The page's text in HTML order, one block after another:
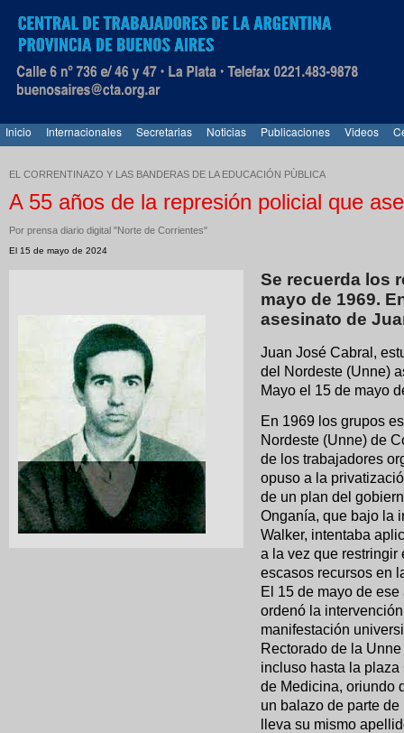
Inicio Internacionales Secretarias Noticias Publicaciones Videos
EL CORRENTINAZO Y LAS BANDERAS DE LA EDUCACIÓN PÙBLICA
A 55 años de la represión policial que
Por prensa diario digital "Norte de Corrientes"
El 15 de mayo de 2024
Se recuerda los
mayo de 1969.
asesinato de
Juan José Cabral,
del Nordeste (Unne)
Mayo el 15 de mayo
En 1969 los grupos
Nordeste (Unne) de
de los trabajadores
opuso a la
de un plan del
Onganía, que bajo la
Walker, intentaba
a la vez que restringir
escasos recursos en
El 15 de mayo de
ordenó la
manifestación
Rectorado de la
incluso hasta la
de Medicina, oriundo
un balazo de parte
lleva su mismo